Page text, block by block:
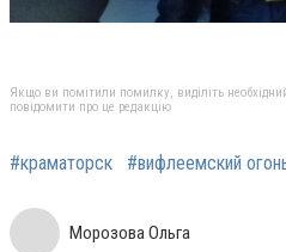
Якщо ви помітили помилку, виділіть
повідомити про це редакцію
#краматорск #вифлеемский
Морозова Ольга